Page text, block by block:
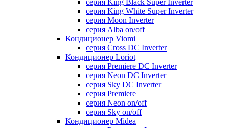
серия King Black Super Inverter
серия King White Super Inverter
серия Moon Inverter
серия Alba on/off
Кондиционер Viomi
серия Cross DC Inverter
Кондиционер Loriot
серия Premiere DC Inverter
серия Neon DC Inverter
серия Sky DC Inverter
серия Premiere
серия Neon on/off
серия Sky on/off
Кондиционер Midea